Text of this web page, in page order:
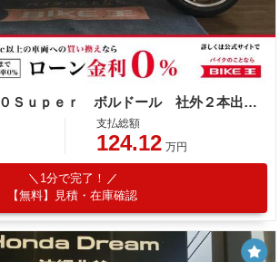
ホンダ ＣＢ１３００Ｓｕｐｅｒ ボルドール 社外２本出しマフラー
支払総額
124.12 万円
1分で完了！
【無料】見積・在庫確認